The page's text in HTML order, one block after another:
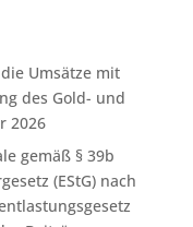
Umsätze mit
des Gold- und
2026
gemäß § 39b
(EStG) nach